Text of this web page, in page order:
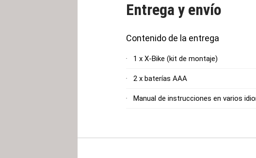
Entrega y envío
Contenido de la entrega
1 x X-Bike (kit de montaje)
2 x baterías AAA
Manual de instrucciones en varios